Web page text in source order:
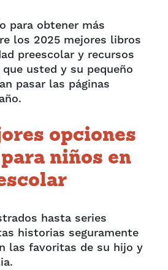
para obtener más
los 2025 mejores libros
preescolar y recursos
usted y su pequeño
pasar las páginas
opciones
niños en
hasta series
historias seguramente
las favoritas de su hijo y